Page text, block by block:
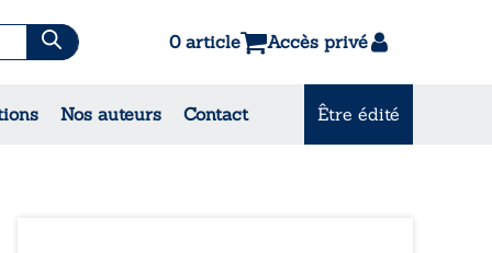
0 article Accès privé
Nos auteurs Contact Être édité
& Contes